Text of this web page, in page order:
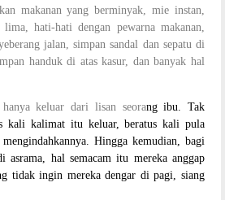
makanan yang berminyak, mie instan,
hati-hati dengan pewarna makanan,
jalan, simpan sandal dan sepatu di
handuk di atas kasur, dan banyak hal
keluar dari lisan seorangibu . Tak
kali kalimat itu keluar, beratus kali pula
Hingga kemudian, bagi
asrama , hal semacam itu mereka anggap
tidak ingin mereka dengar di pagi, siang